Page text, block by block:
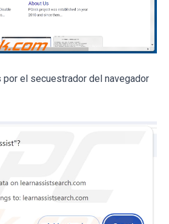
el secuestrador del navegador